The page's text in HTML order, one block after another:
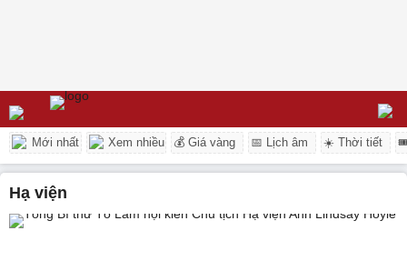
Mới nhất Xem nhiều 💰 Giá vàng 📅 Lịch âm ☀️ Thời tiết
Hạ viện